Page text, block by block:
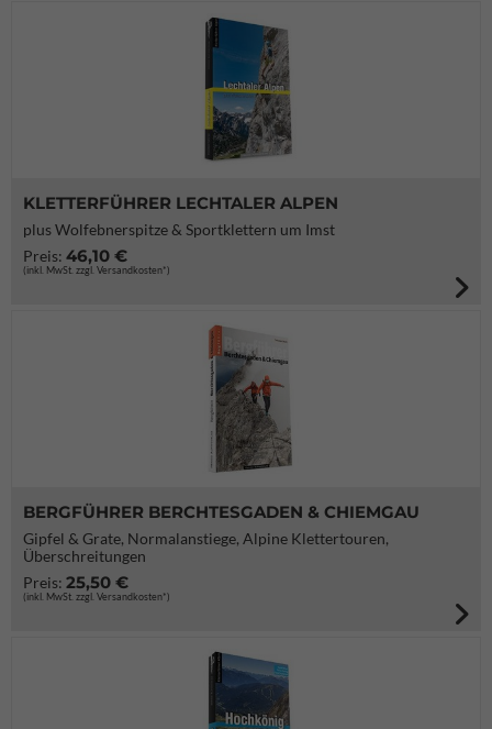
KLETTERFÜHRER LECHTALER ALPEN
plus Wolfebnerspitze & Sportklettern um Imst
Preis: 46,10 €
(inkl. MwSt. zzgl. Versandkosten*)
BERGFÜHRER BERCHTESGADEN & CHIEMGAU
Gipfel & Grate, Normalanstiege, Alpine Klettertouren,
Überschreitungen
Preis: 25,50 €
(inkl. MwSt. zzgl. Versandkosten*)